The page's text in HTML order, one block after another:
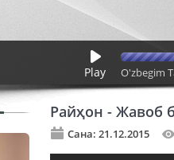
Арслан Эсенов - Глаза
Play O'zbegim
Райҳон - Жавоб
Сана: 21.12.2015